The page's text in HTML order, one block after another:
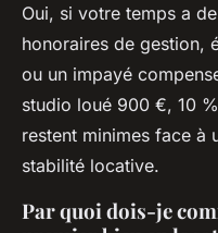
Oui, si votre temps a
honoraires de gestion,
ou un impayé
studio loué 900 €, 10
restent minimes face à
stabilité locative.
Par quoi dois-je